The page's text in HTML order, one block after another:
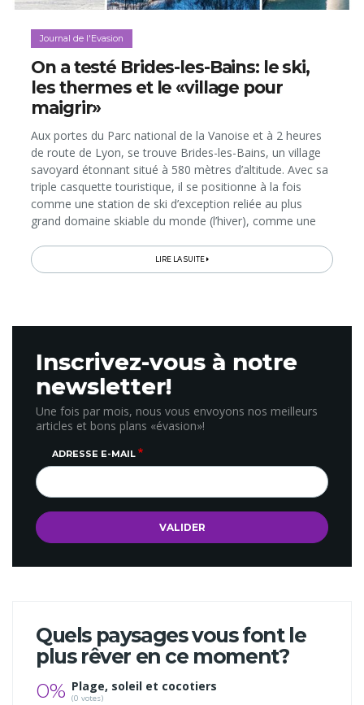
Journal de l'Evasion
On a testé Brides-les-Bains: le ski,
les thermes et le «village pour
maigrir»
Aux portes du Parc national de la Vanoise et à 2 heures
de route de Lyon, se trouve Brides-les-Bains, un village
savoyard étonnant situé à 580 mètres d’altitude. Avec sa
triple casquette touristique, il se positionne à la fois
comme une station de ski d’exception reliée au plus
grand domaine skiable du monde (l’hiver), comme une
et, enfin, comme un «village pour maigrir» qui a mis en
place un label diététique unique en France… On a testé
LIRE LA SUITE
Inscrivez-vous à notre
newsletter!
Une fois par mois, nous vous envoyons nos meilleurs
articles et bons plans «évasion»!
ADRESSE E-MAIL
Quels paysages vous font le
plus rêver en ce moment?
0% Plage, soleil et cocotiers
(0 votes)